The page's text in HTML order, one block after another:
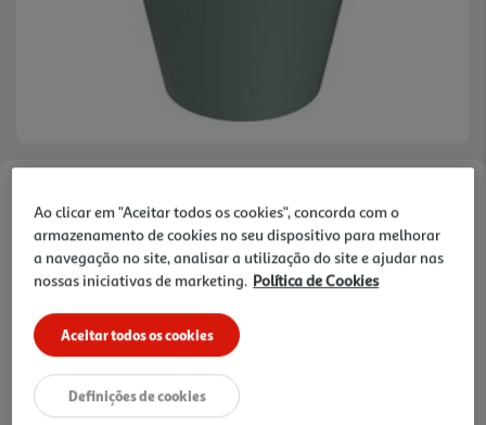
5.99 €/un
5,99 €
Notas de preparação
Ao clicar em "Aceitar todos os cookies", concorda com o
armazenamento de cookies no seu dispositivo para melhorar
a navegação no site, analisar a utilização do site e ajudar nas
nossas iniciativas de marketing. Política de Cookies
Aceitar todos os cookies
Definições de cookies